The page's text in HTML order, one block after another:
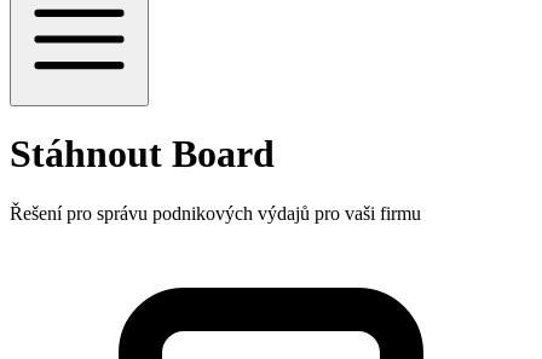
Stáhnout Board
Řešení pro správu podnikových výdajů pro vaši firmu